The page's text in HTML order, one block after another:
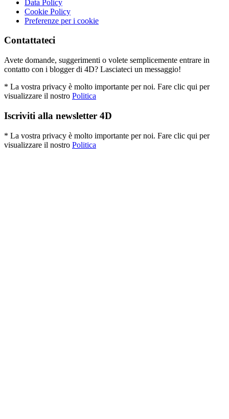
Data Policy
Cookie Policy
Preferenze per i cookie
Contattateci
Avete domande, suggerimenti o volete semplicemente entrare in
contatto con i blogger di 4D? Lasciateci un messaggio!
* La vostra privacy è molto importante per noi. Fare clic qui per
visualizzare il nostro Politica
Iscriviti alla newsletter 4D
* La vostra privacy è molto importante per noi. Fare clic qui per
visualizzare il nostro Politica